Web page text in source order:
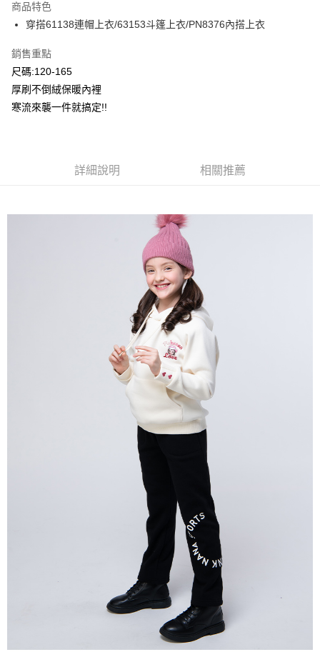
Apple Pay
Google Pay
ATM付款
運送方式
付款後全家取貨
每筆NT$80，滿NT$2,000(含以上)免運費
每筆NT$80，滿NT$2,000(含以上)免運費
每筆NT$80，滿NT$2,000(含以上)免運費
商品特色
穿搭61138連帽上衣/63153斗篷上衣/PN8376內搭上衣
銷售重點
尺碼:120-165
厚刷不倒絨保暖內裡
寒流來襲一件就搞定!!
詳細說明 相關推薦